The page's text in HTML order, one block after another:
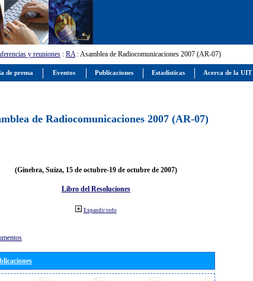
y reuniones : RA: Asamblea de Radiocomunicaciones 2007 (AR-07)
de Radiocomunicaciones 2007 (AR-07)
(Ginebra, Suiza, 15 de octubre-19 de octubre de 2007)
Libro del Resoluciones
Expandir todo
de prensa Eventos Publicaciones Estadísticas Acerca de la UIT